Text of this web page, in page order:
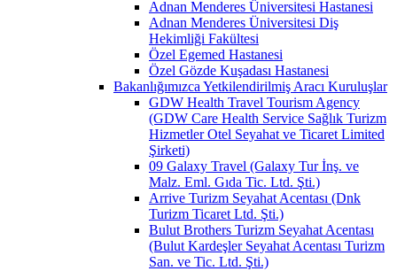
Adnan Menderes Üniversitesi Hastanesi
Adnan Menderes Üniversitesi Diş
Hekimliği Fakültesi
Özel Egemed Hastanesi
Özel Gözde Kuşadası Hastanesi
Bakanlığımızca Yetkilendirilmiş Aracı Kuruluşlar
GDW Health Travel Tourism Agency
(GDW Care Health Service Sağlık Turizm
Hizmetler Otel Seyahat ve Ticaret Limited
Şirketi)
09 Galaxy Travel (Galaxy Tur İnş. ve
Malz. Eml. Gıda Tic. Ltd. Şti.)
Arrive Turizm Seyahat Acentası (Dnk
Turizm Ticaret Ltd. Şti.)
Bulut Brothers Turizm Seyahat Acentası
(Bulut Kardeşler Seyahat Acentası Turizm
San. ve Tic. Ltd. Şti.)